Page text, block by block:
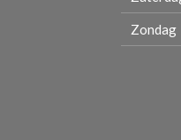
Zondag